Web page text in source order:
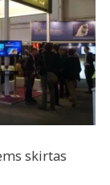
skirtas